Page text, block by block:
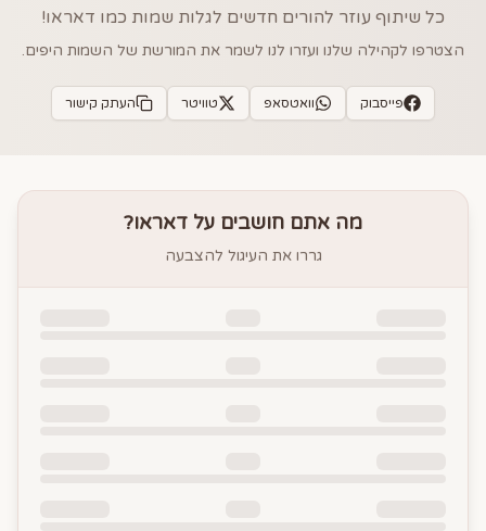
כל שיתוף עוזר להורים חדשים לגלות שמות כמו דאראו!
הצטרפו לקהילה שלנו ועזרו לנו לשמר את המורשת של השמות היפים.
פייסבוק וואטסאפ טוויטר העתק קישור
מה אתם חושבים על דאראו?
גררו את העיגול להצבעה